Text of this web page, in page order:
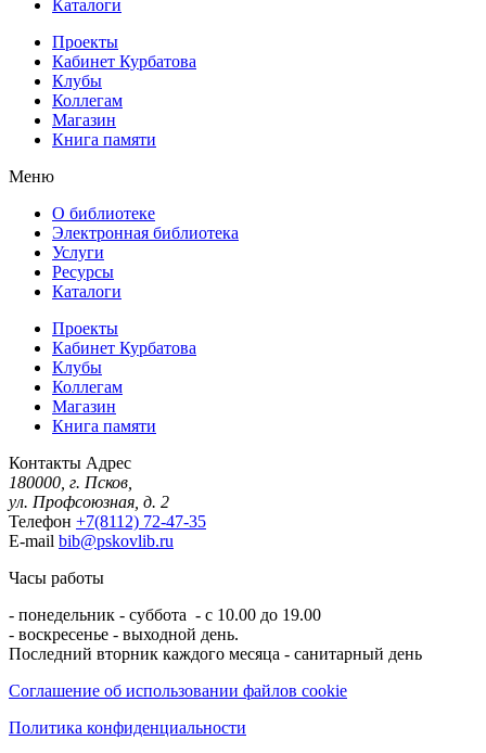
Каталоги
Проекты
Кабинет Курбатова
Клубы
Коллегам
Магазин
Книга памяти
Меню
О библиотеке
Электронная библиотека
Услуги
Ресурсы
Каталоги
Проекты
Кабинет Курбатова
Клубы
Коллегам
Магазин
Книга памяти
Контакты Адрес
180000, г. Псков,
ул. Профсоюзная, д. 2
Телефон +7(8112) 72-47-35
E-mail bib@pskovlib.ru
Часы работы
- понедельник - суббота - с 10.00 до 19.00
- воскресенье - выходной день.
Последний вторник каждого месяца - санитарный день
Соглашение об использовании файлов cookie
Политика конфиденциальности